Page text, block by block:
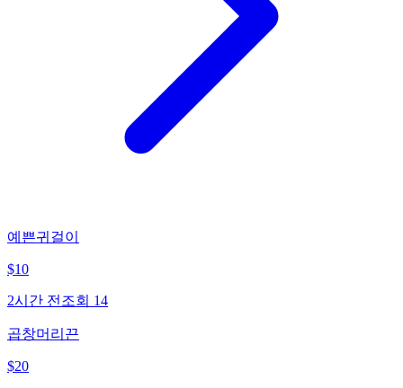
예쁜귀걸이
$10
2시간 전 조회 14
곱창머리끈
$20